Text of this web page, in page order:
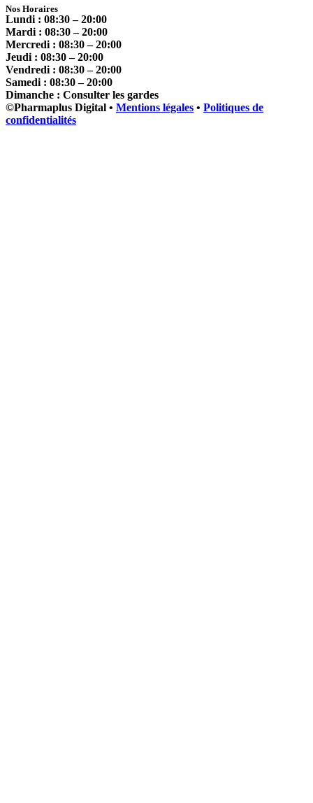
Nos Horaires
Lundi : 08:30 – 20:00
Mardi : 08:30 – 20:00
Mercredi : 08:30 – 20:00
Jeudi : 08:30 – 20:00
Vendredi : 08:30 – 20:00
Samedi : 08:30 – 20:00
Dimanche : Consulter les gardes
©Pharmaplus Digital • Mentions légales • Politiques de
confidentialités